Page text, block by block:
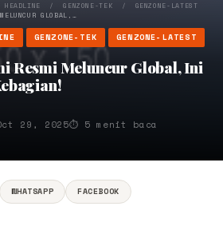
HEADLINE /GENZONE-TEK / GENZONE-LATEST
GLOBAL,…
GENZONE-TEK GENZONE-LATEST
Resmi Meluncur Global, Ini
29, 2025⏱ 5 menit baca
WHATSAPP
FACEBOOK